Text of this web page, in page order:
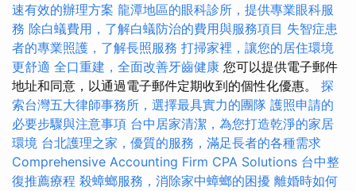
速有效的辦理方案 龍潭地區的眼科診所，提供專業眼科服
務 除白蟻費用，了解白蟻防治的費用與服務項目 失智症患
者的專業照護，了解長照服務 打掃家裡，讓您的居住環境
更舒適 全口重建，全面改善牙齒健康 您可以提供電子郵件
地址和同意，以通過電子郵件定期收到的個性化優惠。 探
索台灣五大律師事務所，選擇最具實力的團隊 護照申請的
必要步驟與注意事項 台中居家清潔，為您打造乾淨的家居
環境 台北護理之家，優質的服務，滿足長者的各種需求
Comprehensive Accounting Firm CPA Solutions 台中整
復推薦療程 殺蟑螂服務，消除家中蟑螂的困擾 離婚時如何